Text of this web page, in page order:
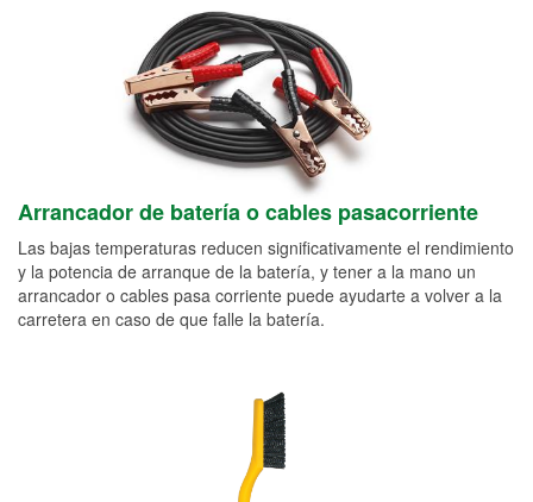
Arrancador de batería o cables pasacorriente
Las bajas temperaturas reducen significativamente el rendimiento
y la potencia de arranque de la batería, y tener a la mano un
arrancador o cables pasa corriente puede ayudarte a volver a la
carretera en caso de que falle la batería.